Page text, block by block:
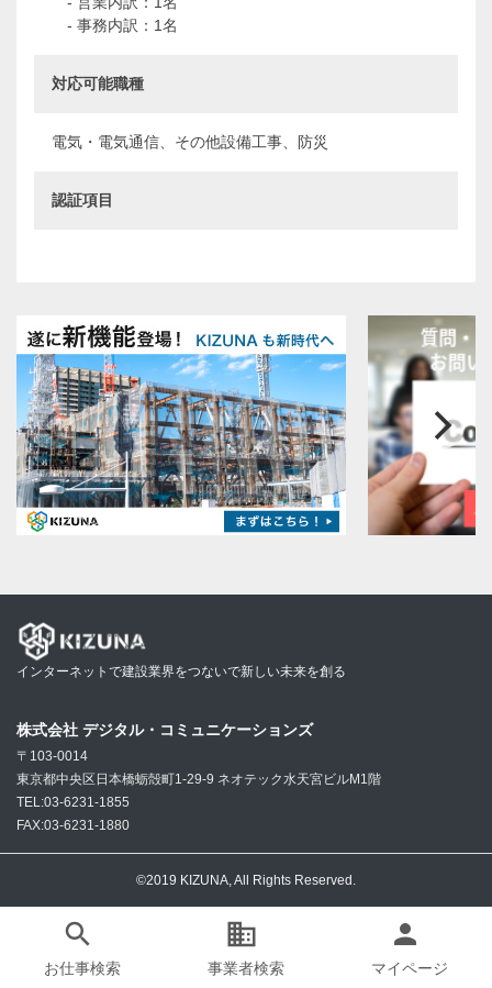
- 事務内訳：1名
対応可能職種
電気・電気通信、その他設備工事、防災
認証項目
search
お仕事検索
business
事業者検索
person
マイページ
インターネットで建設業界をつないで新しい未来を創る
株式会社 デジタル・コミュニケーションズ
〒103-0014
東京都中央区日本橋蛎殻町1-29-9 ネオテック水天宮ビルM1階
TEL:03-6231-1855
FAX:03-6231-1880
©2019 KIZUNA, All Rights Reserved.